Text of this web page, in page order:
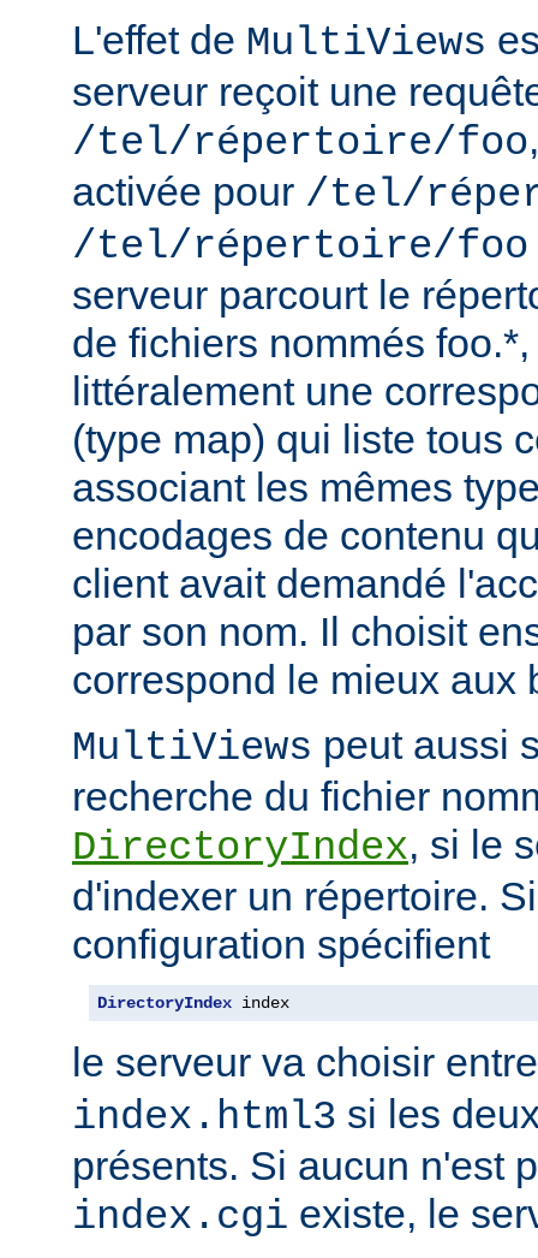
L'effet de MultiViews
serveur reçoit une
/tel/répertoire/foo
activée pour /tel/
/tel/répertoire/foo
serveur parcourt le
de fichiers nommés
littéralement une
(type map) qui liste tous
associant les mêmes
encodages de contenu
client avait demandé
par son nom. Il choisit
correspond le mieux aux
MultiViews peut aussi
recherche du fichier
DirectoryIndex, si le
d'indexer un répertoire.
configuration spécifient
DirectoryIndex index
le serveur va choisir
index.html3 si les
présents. Si aucun n'est
index.cgi existe, le